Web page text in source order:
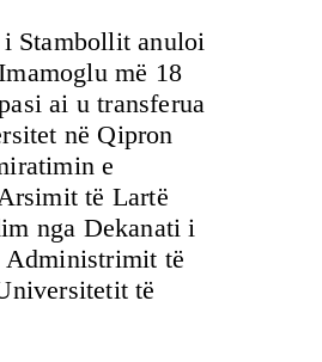
Stambollit anuloi
më 18
ai u transferua
në Qipron
e
të Lartë
nga Dekanati i
Administrimit të
të